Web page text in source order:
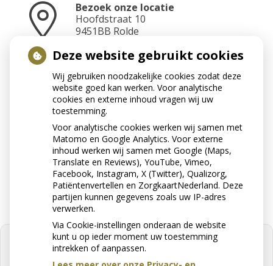
Bezoek onze locatie
Hoofdstraat 10
9451BB Rolde
Neem contact op
0592-241070
Stuur ons een e-mail
info@apotheekrolde.nl
Deze website gebruikt cookies
Wij gebruiken noodzakelijke cookies zodat deze
website goed kan werken. Voor analytische
cookies en externe inhoud vragen wij uw
toestemming.
Voor analytische cookies werken wij samen met
Matomo en Google Analytics. Voor externe
inhoud werken wij samen met Google (Maps,
Translate en Reviews), YouTube, Vimeo,
Facebook, Instagram, X (Twitter), Qualizorg,
Patiëntenvertellen en ZorgkaartNederland. Deze
partijen kunnen gegevens zoals uw IP-adres
verwerken.
Via Cookie-instellingen onderaan de website
kunt u op ieder moment uw toestemming
intrekken of aanpassen.